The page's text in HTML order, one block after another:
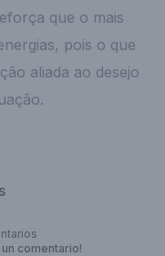
que o mais
pois o que
aliada ao desejo
comentario!